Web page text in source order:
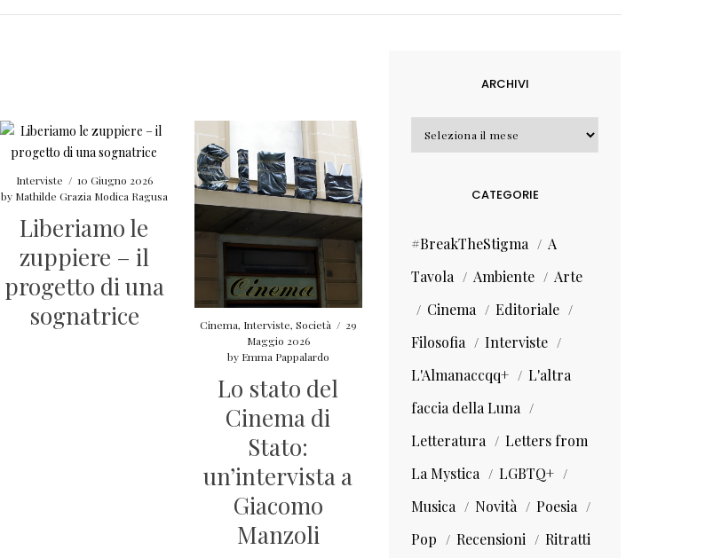
Interviste / 10 Giugno 2026
by Mathilde Grazia Modica Ragusa
Liberiamo le
zuppiere – il
progetto di una
sognatrice
Cinema, Interviste, Società / 29
Maggio 2026
by Emma Pappalardo
Lo stato del
Cinema di
Stato:
un’intervista a
Giacomo
Manzoli
ARCHIVI
Archivi
CATEGORIE
#BreakTheStigma
A
Tavola
Ambiente
Arte
Cinema
Editoriale
Filosofia
Interviste
L'Almanaccqq+
L'altra
faccia della Luna
Letteratura
Letters from
La Mystica
LGBTQ+
Musica
Novità
Poesia
Pop
Recensioni
Ritratti